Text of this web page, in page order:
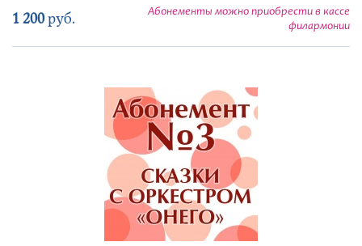
1 200руб.
Абонементы можно приобрести в кассе
филармонии